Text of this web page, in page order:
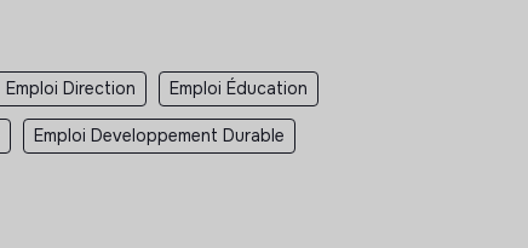
Emploi Direction Emploi Éducation
Emploi Developpement Durable